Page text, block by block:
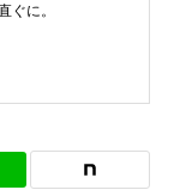
ぐに。